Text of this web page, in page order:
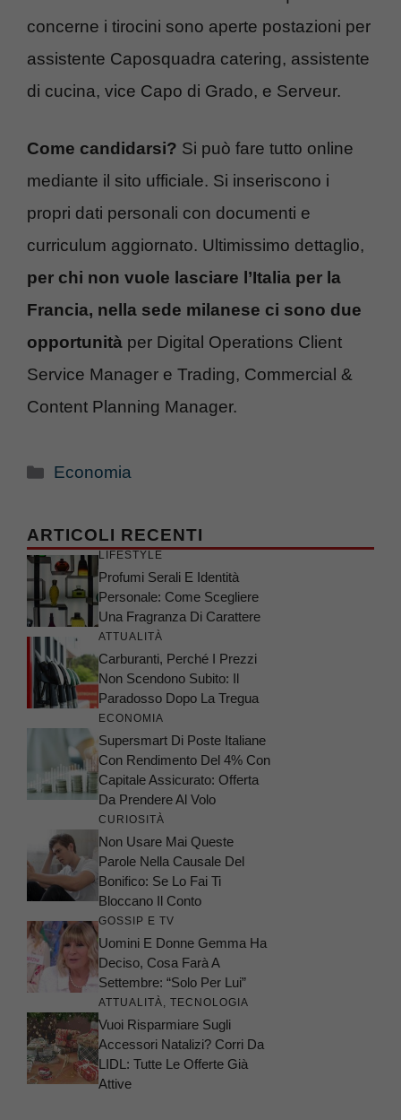
concerne i tirocini sono aperte postazioni per
assistente Caposquadra catering, assistente
di cucina, vice Capo di Grado, e Serveur.
Come candidarsi? Si può fare tutto online
mediante il sito ufficiale. Si inseriscono i
propri dati personali con documenti e
curriculum aggiornato. Ultimissimo dettaglio,
per chi non vuole lasciare l’Italia per la
Francia, nella sede milanese ci sono due
opportunità per Digital Operations Client
Service Manager e Trading, Commercial &
Content Planning Manager.
Categorie
Economia
ARTICOLI RECENTI
LIFESTYLE
Profumi Serali E Identità
Personale: Come Scegliere
Una Fragranza Di Carattere
ATTUALITÀ
Carburanti, Perché I Prezzi
Non Scendono Subito: Il
Paradosso Dopo La Tregua
ECONOMIA
Supersmart Di Poste Italiane
Con Rendimento Del 4% Con
Capitale Assicurato: Offerta
Da Prendere Al Volo
CURIOSITÀ
Non Usare Mai Queste
Parole Nella Causale Del
Bonifico: Se Lo Fai Ti
Bloccano Il Conto
GOSSIP E TV
Uomini E Donne Gemma Ha
Deciso, Cosa Farà A
Settembre: “Solo Per Lui”
ATTUALITÀ, TECNOLOGIA
Vuoi Risparmiare Sugli
Accessori Natalizi? Corri Da
LIDL: Tutte Le Offerte Già
Attive